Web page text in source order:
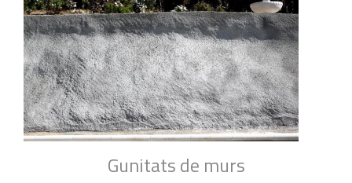
Gunitats de murs